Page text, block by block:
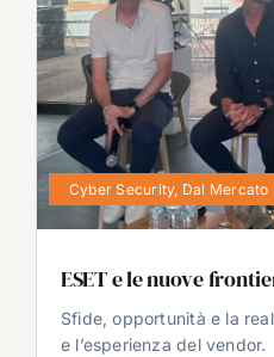
Cyber Security, Dal Mercato
ESET e le nuove
Sfide, opportunità e la
e l’esperienza del vendor.